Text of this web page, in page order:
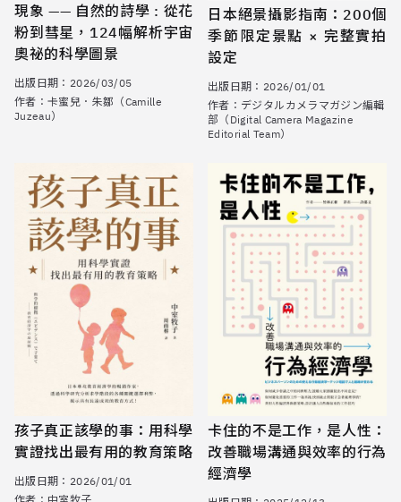
現象 —— 自然的詩學 : 從花
粉到彗星，124幅解析宇宙
奧祕的科學圖景
出版日期： 2026/03/05
作者：卡蜜兒．朱鄒（Camille
Juzeau）
日本絕景攝影指南：200個
季節限定景點 × 完整實拍
設定
出版日期： 2026/01/01
作者： デジタルカメラマガジン編輯
部（Digital Camera Magazine
Editorial Team）
孩子真正該學的事：用科學
實證找出最有用的教育策略
出版日期： 2026/01/01
卡住的不是工作，是人性：
改善職場溝通與效率的行為
經濟學